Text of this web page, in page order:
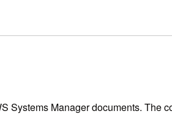
Manager documents. The